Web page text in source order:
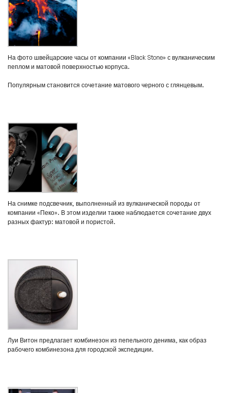
На фото швейцарские часы от компании «Black Stone» с вулканическим
пеплом и матовой поверхностью корпуса.
Популярным становится сочетание матового черного с глянцевым.
На снимке подсвечник, выполненный из вулканической породы от
компании «Пеко». В этом изделии также наблюдается сочетание двух
разных фактур: матовой и пористой.
Луи Витон предлагает комбинезон из пепельного денима, как образ
рабочего комбинезона для городской экспедиции.